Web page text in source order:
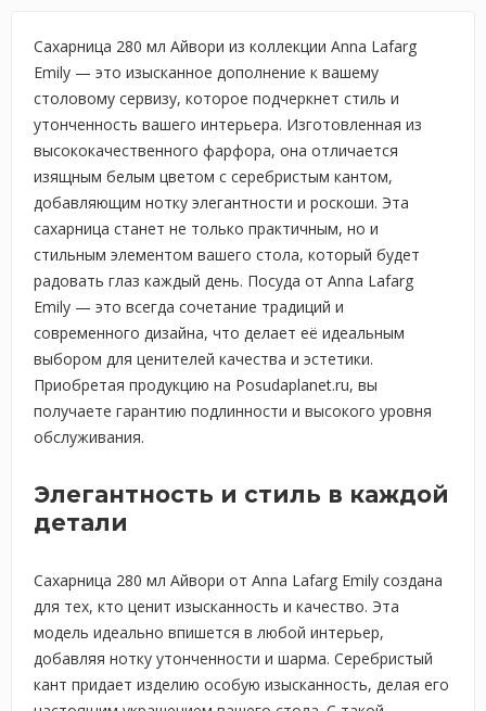
Сахарница 280 мл Айвори из коллекции Anna Lafarg
Emily — это изысканное дополнение к вашему
столовому сервизу, которое подчеркнет стиль и
утонченность вашего интерьера. Изготовленная из
высококачественного фарфора, она отличается
изящным белым цветом с серебристым кантом,
добавляющим нотку элегантности и роскоши. Эта
сахарница станет не только практичным, но и
стильным элементом вашего стола, который будет
радовать глаз каждый день. Посуда от Anna Lafarg
Emily — это всегда сочетание традиций и
современного дизайна, что делает её идеальным
выбором для ценителей качества и эстетики.
Приобретая продукцию на Posudaplanet.ru, вы
получаете гарантию подлинности и высокого уровня
обслуживания.
Элегантность и стиль в каждой
детали
Сахарница 280 мл Айвори от Anna Lafarg Emily создана
для тех, кто ценит изысканность и качество. Эта
модель идеально впишется в любой интерьер,
добавляя нотку утонченности и шарма. Серебристый
кант придает изделию особую изысканность, делая его